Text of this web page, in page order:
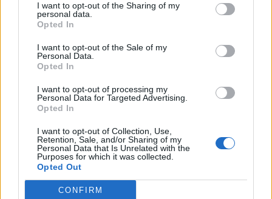
I want to opt-out of the Sharing of my
personal data.
Opted In
I want to opt-out of the Sale of my
Personal Data.
Opted In
I want to opt-out of processing my
Personal Data for Targeted Advertising.
Opted In
I want to opt-out of Collection, Use,
Retention, Sale, and/or Sharing of my
Personal Data that Is Unrelated with the
Purposes for which it was collected.
Opted Out
CONFIRM
Η Ελλάδα προσφέρει ιδανικό περιβάλλον για δοκιμές
Διατυπώνει δε την εκτίμηση ότι η Ελλάδα προσφέρει ιδανικό
περιβάλλον για δοκιμές αυτόνομων οχημάτων: «Πρόσφατα
μιλούσα με συνάδελφο από το Κόβεντρι (Αγγλία), όπου
γίνονται δοκιμές AV σε πραγματικό περιβάλλον. Μου
ανέφερε ότι υπάρχει μεγάλη ζήτηση για χώρους δοκιμών σε
πραγματικό περιβάλλον και ότι η Ελλάδα προσφέρει ιδανικές
συνθήκες για κάτι τέτοιο, γιατί παρουσιάζει πολύπλοκο
κυκλοφοριακό περιβάλλον, με ποικιλία κλιματικών συνθηκών
ανά εποχή του χρόνου, οπότε είναι πολύ ενδιαφέρουσα
περίπτωση από την άποψη των δεδομένων που μπορούν να